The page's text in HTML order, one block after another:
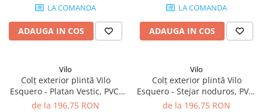
Accesorii Lambriuri
Accesorii Riflaje Decorative
Capac Glaf Interior
Izolatie Parchet
Prag de trecere
LA COMANDA
ADAUGA IN COS
LA COMANDA
ADAUGA IN COS
Vilo
Colț exterior plintă Vilo
Esquero - Platan Vestic, PVC,
20 buc/cutie, compatibil
de la 196,75 RON
Vilo
Colț exterior plintă Vilo
Esquero - Stejar noduros, PVC,
20 buc/cutie, compatibil
de la 196,75 RON